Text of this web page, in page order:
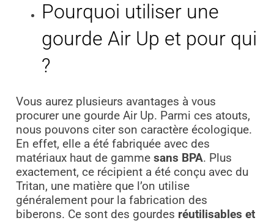
Pourquoi utiliser une
gourde Air Up et pour qui
?
Vous aurez plusieurs avantages à vous
procurer une gourde Air Up. Parmi ces atouts,
nous pouvons citer son caractère écologique.
En effet, elle a été fabriquée avec des
matériaux haut de gamme sans BPA. Plus
exactement, ce récipient a été conçu avec du
Tritan, une matière que l’on utilise
généralement pour la fabrication des
biberons. Ce sont des gourdes réutilisables et